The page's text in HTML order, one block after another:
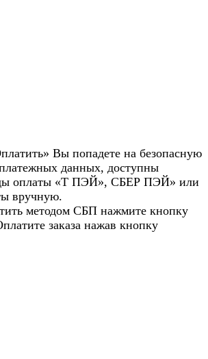
Вы попадете на безопасную
данных, доступны
оплаты «Т ПЭЙ», СБЕР ПЭЙ» или
вручную.
методом СБП нажмите кнопку
заказа нажав кнопку